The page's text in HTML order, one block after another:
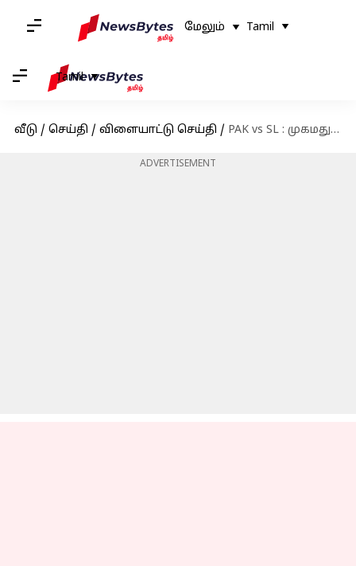
மேலும் Tamil
Tamil
வீடு / செய்தி / விளையாட்டு செய்தி / PAK vs SL : முகமது ரிஸ்வான் பேட்டிங் அபாரம்; இலங்கைக்கு 253 ரன்கள் இலக்கு
ADVERTISEMENT